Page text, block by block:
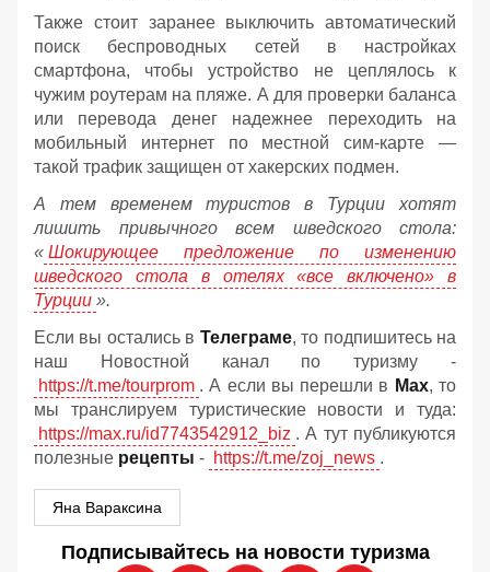
Также стоит заранее выключить автоматический
поиск беспроводных сетей в настройках
смартфона, чтобы устройство не цеплялось к
чужим роутерам на пляже. А для проверки баланса
или перевода денег надежнее переходить на
мобильный интернет по местной сим-карте —
такой трафик защищен от хакерских подмен.
А тем временем туристов в Турции хотят
лишить привычного всем шведского стола:
« Шокирующее предложение по изменению
шведского стола в отелях «все включено» в
Турции ».
Если вы остались в Телеграме, то подпишитесь на
наш Новостной канал по туризму -
https://t.me/tourprom . А если вы перешли в Мах, то
мы транслируем туристические новости и туда:
https://max.ru/id7743542912_biz . А тут публикуются
полезные рецепты - https://t.me/zoj_news .
Яна Вараксина
Подписывайтесь на новости туризма